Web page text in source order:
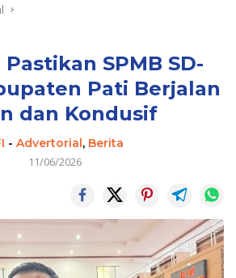
SPMB SD-
Pati Berjalan
dan Kondusif
- Advertorial, Berita
11/06/2026